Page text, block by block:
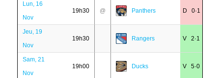
Lun, 16
Nov
19h30 @ Panthers D 0·1
Jeu, 19
Nov
19h30 Rangers V 2·1
Sam, 21
Nov
19h00 Ducks V 5·0